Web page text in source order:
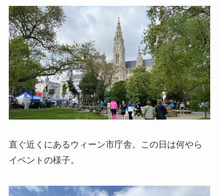
直ぐ近くにあるウィーン市庁舎。この日は何やら
イベントの様子。